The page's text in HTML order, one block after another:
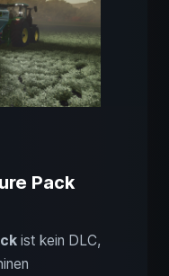
Pack
ist kein DLC,